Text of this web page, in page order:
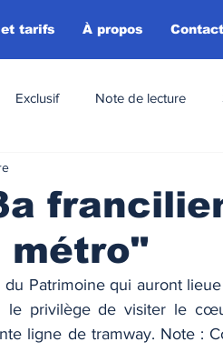
tarifs À propos Contact
Exclusif Note de lecture
métro"
le privilège de visiter le
ligne de tramway. Note :